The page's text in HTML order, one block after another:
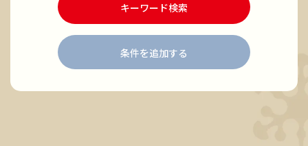
キーワード検索
条件を追加する